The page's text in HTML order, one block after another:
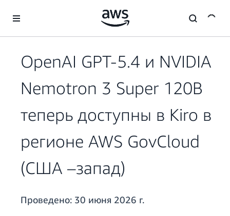
Перейти к главному контенту
OpenAI GPT-5.4 и NVIDIA
Nemotron 3 Super 120B
теперь доступны в Kiro в
регионе AWS GovCloud
(США –запад)
Проведено: 30 июня 2026 г.